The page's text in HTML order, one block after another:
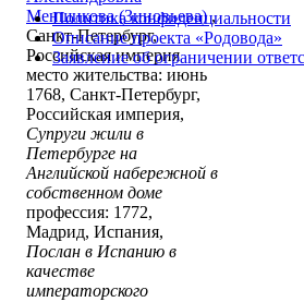
Меншикова (Зиновьева),
Санкт-Петербург,
Российская империя
место жительства: июнь
1768, Санкт-Петербург,
Российская империя,
Супруги жили в
Петербурге на
Английской набережной в
собственном доме
профессия: 1772,
Мадрид, Испания,
Послан в Испанию в
качестве
императорского
Политика конфиденциальности
Описание проекта «Родовода»
Заявление об ограничении